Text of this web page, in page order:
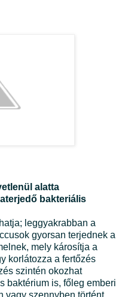
alatta
bakteriális
leggyakrabban a
gyorsan terjednek a
mely károsítja a
korlátozza a fertőzés
szintén okozhat
baktérium is, főleg emberi
vagy szennyben történt